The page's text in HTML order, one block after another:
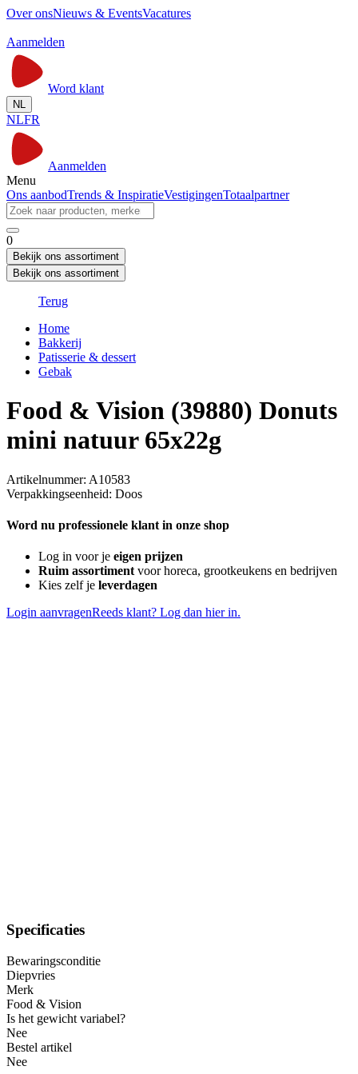
Over onsNieuws & EventsVacatures
Aanmelden
Word klant
NL
NLFR
Aanmelden
Menu
Ons aanbodTrends & InspiratieVestigingenTotaalpartner
0
Bekijk ons assortiment
Bekijk ons assortiment
Terug
Home
Bakkerij
Patisserie & dessert
Gebak
Food & Vision (39880) Donuts
mini natuur 65x22g
Artikelnummer: A10583
Verpakkingseenheid: Doos
Word nu professionele klant in onze shop
Log in voor je eigen prijzen
Ruim assortimentvoor horeca, grootkeukens en bedrijven
Kies zelf je leverdagen
Login aanvragenReeds klant? Log dan hier in.
Specificaties
Bewaringsconditie
Diepvries
Merk
Food & Vision
Is het gewicht variabel?
Nee
Bestel artikel
Nee